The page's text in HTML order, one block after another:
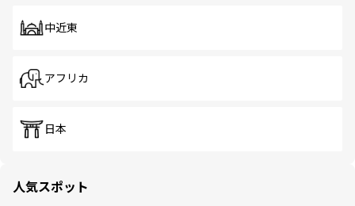
中近東
アフリカ
日本
人気スポット